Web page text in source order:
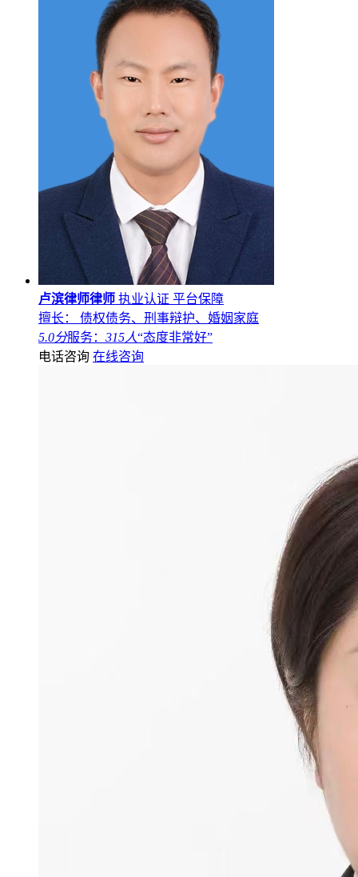
卢滨律师律师 执业认证 平台保障
擅长： 债权债务、刑事辩护、婚姻家庭
5.0分服务： 315人“态度非常好”
电话咨询 在线咨询